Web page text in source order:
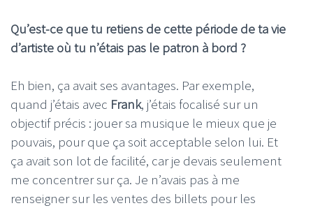
Qu’est-ce que tu retiens de cette période de ta vie
d’artiste où tu n’étais pas le patron à bord ?
Eh bien, ça avait ses avantages. Par exemple,
quand j’étais avec Frank, j’étais focalisé sur un
objectif précis : jouer sa musique le mieux que je
pouvais, pour que ça soit acceptable selon lui. Et
ça avait son lot de facilité, car je devais seulement
me concentrer sur ça. Je n’avais pas à me
renseigner sur les ventes des billets pour les